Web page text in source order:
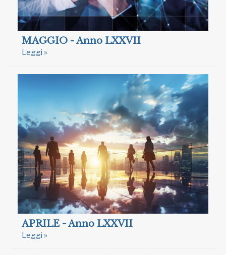
MAGGIO - Anno LXXVII
Leggi »
APRILE - Anno LXXVII
Leggi »